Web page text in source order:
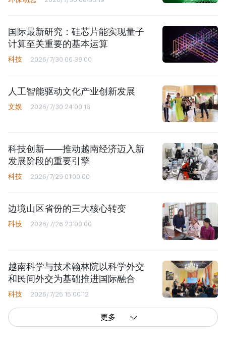
国际最新研究：硅芯片能实现量子
计算至关重要的基本运算
科技 2026/7/30 06:39:00
人工智能驱动文化产业创新发展
文娱 2026/7/30 24:00:18
科技创新——推动越南经济迈入新
发展阶段的重要引擎
科技 2026/7/29 01:00:00
边境山区省份的三大核心转变
科技 2026/7/26 23:00:00
越南科学与技术翰林院以科学外交
和民间外交为基础推进国际融合
科技 2026/7/25 15:00:12
更多